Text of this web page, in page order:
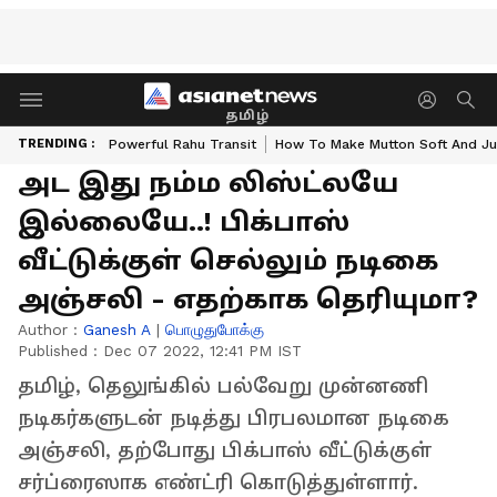
தமிழ்
TRENDING : Powerful Rahu Transit How To Make Mutton Soft And
அட இது நம்ம லிஸ்ட்லயே
இல்லையே..! பிக்பாஸ்
வீட்டுக்குள் செல்லும் நடிகை
அஞ்சலி - எதற்காக தெரியுமா?
Author : Ganesh A | பொழுதுபோக்கு
Published : Dec 07 2022, 12:41 PM IST
தமிழ், தெலுங்கில் பல்வேறு முன்னணி
நடிகர்களுடன் நடித்து பிரபலமான நடிகை
அஞ்சலி, தற்போது பிக்பாஸ் வீட்டுக்குள்
சர்ப்ரைஸாக எண்ட்ரி கொடுத்துள்ளார்.